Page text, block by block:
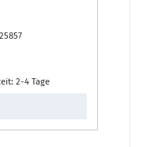
2-4 Tage